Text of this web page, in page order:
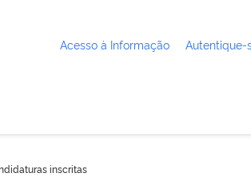
Acesso à Informação Autentique-
inscritas